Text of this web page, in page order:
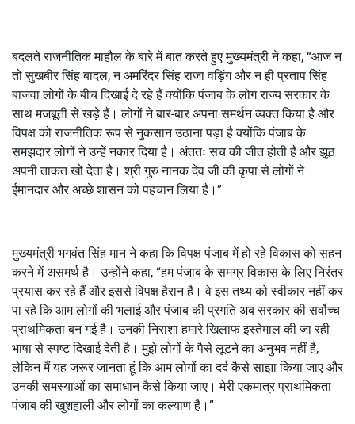
बदलते राजनीतिक माहौल के बारे में बात करते हुए मुख्यमंत्री ने कहा, “आज न
तो सुखबीर सिंह बादल, न अमरिंदर सिंह राजा वड़िंग और न ही प्रताप सिंह
बाजवा लोगों के बीच दिखाई दे रहे हैं क्योंकि पंजाब के लोग राज्य सरकार के
साथ मजबूती से खड़े हैं। लोगों ने बार-बार अपना समर्थन व्यक्त किया है और
विपक्ष को राजनीतिक रूप से नुकसान उठाना पड़ा है क्योंकि पंजाब के
समझदार लोगों ने उन्हें नकार दिया है। अंततः सच की जीत होती है और झूठ
अपनी ताकत खो देता है। श्री गुरु नानक देव जी की कृपा से लोगों ने
ईमानदार और अच्छे शासन को पहचान लिया है।”
मुख्यमंत्री भगवंत सिंह मान ने कहा कि विपक्ष पंजाब में हो रहे विकास को सहन
करने में असमर्थ है। उन्होंने कहा, “हम पंजाब के समग्र विकास के लिए निरंतर
प्रयास कर रहे हैं और इससे विपक्ष हैरान है। वे इस तथ्य को स्वीकार नहीं कर
पा रहे कि आम लोगों की भलाई और पंजाब की प्रगति अब सरकार की सर्वोच्च
प्राथमिकता बन गई है। उनकी निराशा हमारे खिलाफ इस्तेमाल की जा रही
भाषा से स्पष्ट दिखाई देती है। मुझे लोगों के पैसे लूटने का अनुभव नहीं है,
लेकिन मैं यह जरूर जानता हूं कि आम लोगों का दर्द कैसे साझा किया जाए और
उनकी समस्याओं का समाधान कैसे किया जाए। मेरी एकमात्र प्राथमिकता
पंजाब की खुशहाली और लोगों का कल्याण है।”